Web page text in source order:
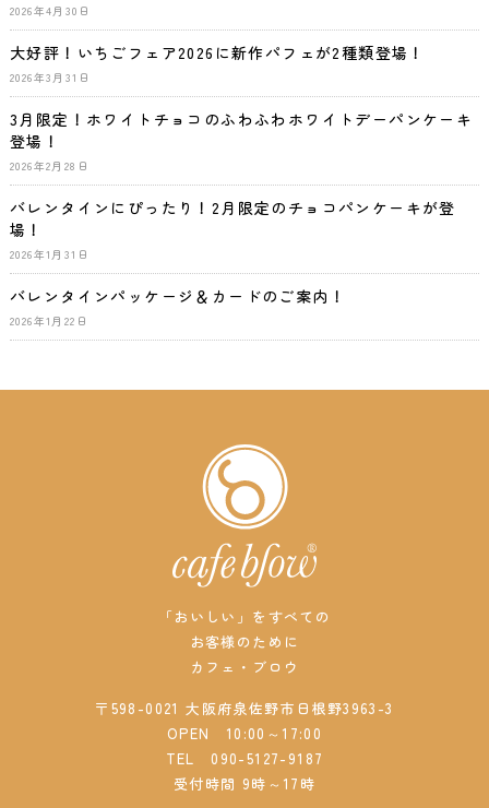
2026年4月30日
大好評！いちごフェア2026に新作パフェが2種類登場！
2026年3月31日
3月限定！ホワイトチョコのふわふわホワイトデーパンケーキ
登場！
2026年2月28日
バレンタインにぴったり！2月限定のチョコパンケーキが登
場！
2026年1月31日
バレンタインパッケージ＆カードのご案内！
2026年1月22日
「おいしい」をすべての
お客様のために
カフェ・ブロウ
〒598-0021 大阪府泉佐野市日根野3963-3
OPEN 10:00～17:00
TEL090-5127-9187
受付時間 9時～17時